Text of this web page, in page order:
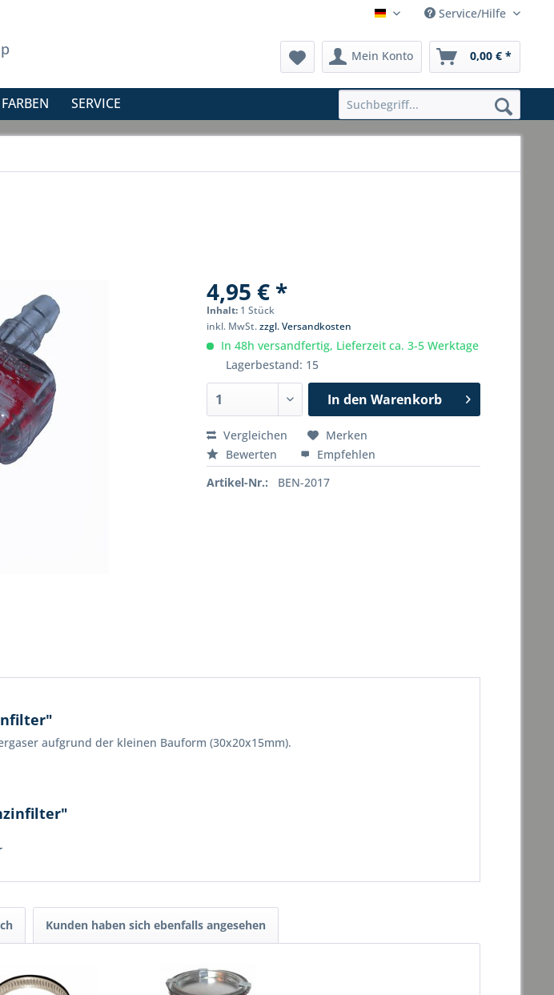
Hauptshop Deutsch
Service/Hilfe
Mein Konto 0,00 € *
FARBEN SERVICE
4,95 € *
Inhalt: 1 Stück
inkl. MwSt.zzgl. Versandkosten
In 48h versandfertig, Lieferzeit ca. 3-5 Werktage
Lagerbestand: 15
In den Warenkorb
Vergleichen
Merken
Bewerten
Empfehlen
Artikel-Nr.:
BEN-2017
aufgrund der kleinen Bauform (30x20x15mm).
Kunden haben sich ebenfalls angesehen